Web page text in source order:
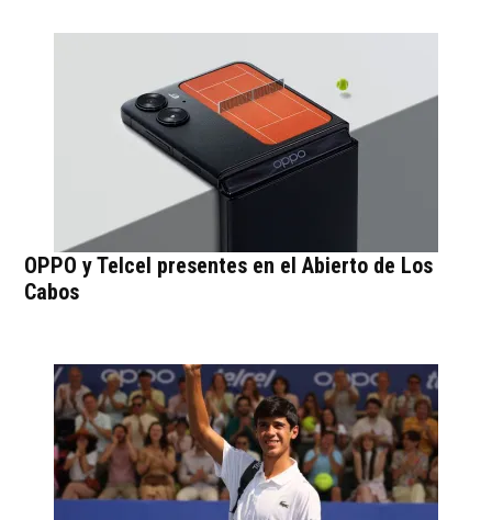
OPPO y Telcel presentes en el Abierto de Los
Cabos